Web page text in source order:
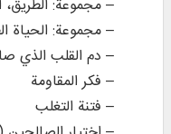
– مجموعة: الطريق،
– مجموعة: الحياة
– دم القلب الذي
– فكر المقاومة
– فتنة التغلب